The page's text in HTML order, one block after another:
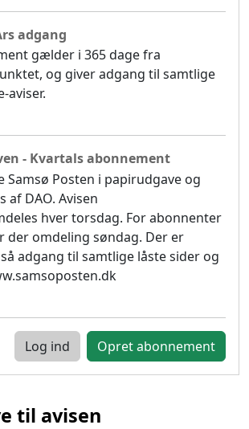
adgang
gælder i 365 dage fra
og giver adgang til samtlige
aviser.
- Kvartals abonnement
Samsø Posten i papirudgave og
af DAO. Avisen
hver torsdag. For abonnenter
der omdeling søndag. Der er
adgang til samtlige låste sider og
Log ind
til avisen